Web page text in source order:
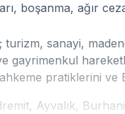
boşanma, ağır
sanayi,
gayrimenkul
pratiklerini
Ayvalık,